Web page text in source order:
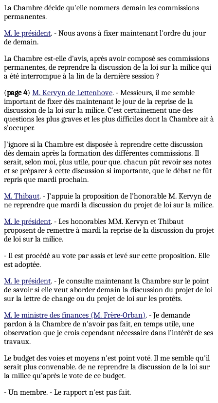
La Chambre décide qu'elle nommera demain les commissions
permanentes.
M. le président. - Nous avons à fixer maintenant l'ordre du jour
de demain.
La Chambre est-elle d'avis, après avoir composé ses commissions
permanentes, de reprendre la discussion de la loi sur la milice qui
a été interrompue à la lin de la dernière session ?
(page 4) M. Kervyn de Lettenhove. - Messieurs, il me semble
important de fixer dès maintenant le jour de la reprise de la
discussion de la loi sur la milice. C'est certainement une des
questions les plus graves et les plus difficiles dont la Chambre ait à
s'occuper.
J'ignore si la Chambre est disposée à reprendre cette discussion
dès demain après la formation des différentes commissions. Il
serait, selon moi, plus utile, pour que. chacun pût revoir ses notes
et se préparer à cette discussion si importante, que le débat ne fût
repris que mardi prochain.
M. Thibaut. - J'appuie la proposition de l'honorable M. Kervyn de
ne reprendre que mardi la discussion du projet de loi sur la milice.
M. le président. - Les honorables MM. Kervyn et Thibaut
proposent de remettre à mardi la reprise de la discussion du projet
de loi sur la milice.
- Il est procédé au vote par assis et levé sur cette proposition. Elle
est adoptée.
M. le président. - Je consulte maintenant la Chambre sur le point
de savoir si elle veut aborder demain la discussion du projet de loi
sur la lettre de change ou du projet de loi sur les protêts.
M. le ministre des finances (M. Frère-Orban). - Je demande
pardon à la Chambre de n'avoir pas fait, en temps utile, une
observation que je crois cependant nécessaire dans l'intérêt de ses
travaux.
Le budget des voies et moyens n'est point voté. Il me semble qu'il
serait plus convenable. de ne reprendre la discussion de la loi sur
la milice qu'après le vote de ce budget.
- Un membre. - Le rapport n'est pas fait.